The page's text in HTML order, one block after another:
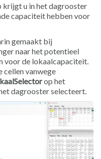
krijgt u in het dagrooster
capaciteit hebben voor
gemaakt bij
naar het potentieel
voor de lokaalcapaciteit.
cellen vanwege
op het
dagrooster selecteert.